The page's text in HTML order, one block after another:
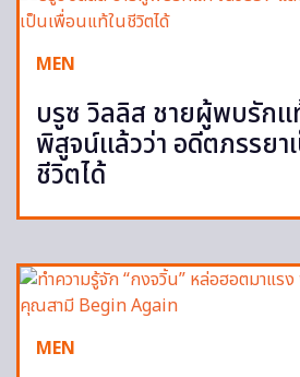
MEN
บรูซ วิลลิส ชายผู้พบรักแ
พิสูจน์แล้วว่า อดีตภรรยา
ชีวิตได้
MEN